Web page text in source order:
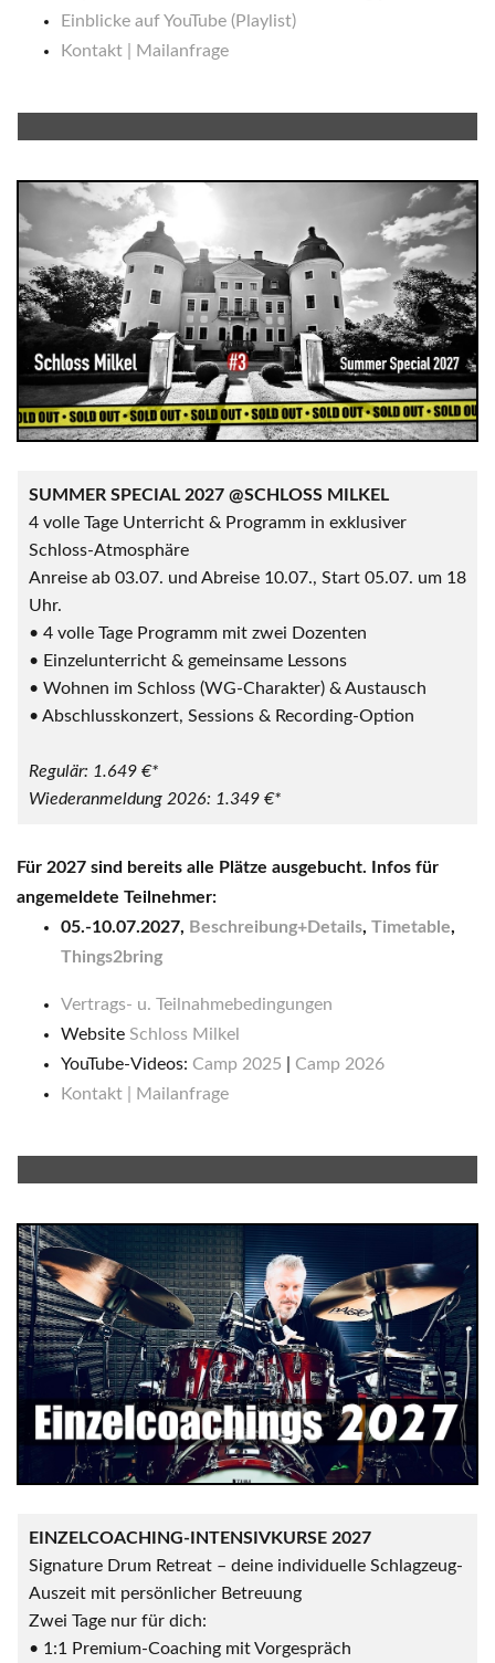
Einblicke auf YouTube (Playlist)
Kontakt | Mailanfrage
SUMMER SPECIAL 2027 @SCHLOSS MILKEL
4 volle Tage Unterricht & Programm in exklusiver
Schloss-Atmosphäre
Anreise ab 03.07. und Abreise 10.07., Start 05.07. um 18
Uhr.
• 4 volle Tage Programm mit zwei Dozenten
• Einzelunterricht & gemeinsame Lessons
• Wohnen im Schloss (WG-Charakter) & Austausch
• Abschlusskonzert, Sessions & Recording-Option
Regulär: 1.649 €*
Wiederanmeldung 2026: 1.349 €*
Für 2027 sind bereits alle Plätze ausgebucht. Infos für
angemeldete Teilnehmer:
05.-10.07.2027, Beschreibung+Details, Timetable,
Things2bring
Vertrags- u. Teilnahmebedingungen
Website Schloss Milkel
YouTube-Videos: Camp 2025
Camp 2026
Kontakt | Mailanfrage
EINZELCOACHING-INTENSIVKURSE 2027
Signature Drum Retreat – deine individuelle Schlagzeug-
Auszeit mit persönlicher Betreuung
Zwei Tage nur für dich:
• 1:1 Premium-Coaching mit Vorgespräch